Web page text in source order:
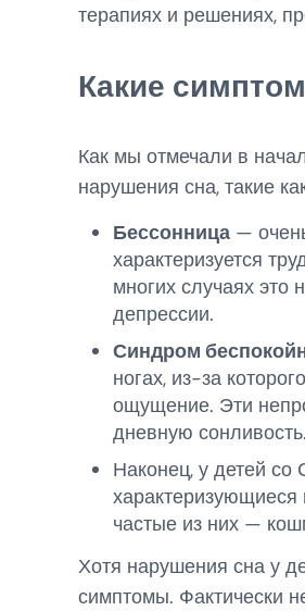
терапиях и решениях,
Какие
Как мы отмечали в
нарушения сна, такие
Бессонница—
характеризуется
многих случаях это
депрессии.
Синдром
ногах, из-за
ощущение. Эти
дневную сонливость.
Наконец, у детей
частые из них —
Хотя нарушения сна у
симптомы. Фактически